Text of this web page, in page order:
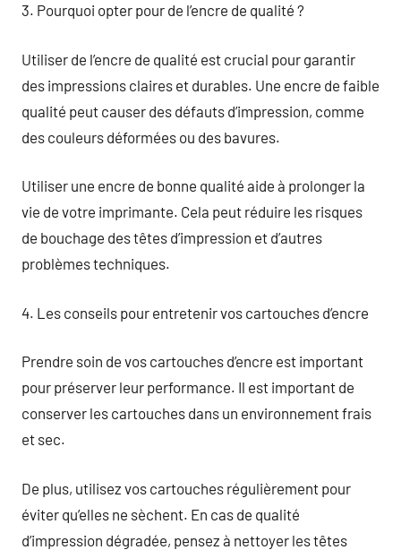
3. Pourquoi opter pour de l’encre de qualité ?
Utiliser de l’encre de qualité est crucial pour garantir
des impressions claires et durables. Une encre de faible
qualité peut causer des défauts d’impression, comme
des couleurs déformées ou des bavures.
Utiliser une encre de bonne qualité aide à prolonger la
vie de votre imprimante. Cela peut réduire les risques
de bouchage des têtes d’impression et d’autres
problèmes techniques.
4. Les conseils pour entretenir vos cartouches d’encre
Prendre soin de vos cartouches d’encre est important
pour préserver leur performance. Il est important de
conserver les cartouches dans un environnement frais
et sec.
De plus, utilisez vos cartouches régulièrement pour
éviter qu’elles ne sèchent. En cas de qualité
d’impression dégradée, pensez à nettoyer les têtes